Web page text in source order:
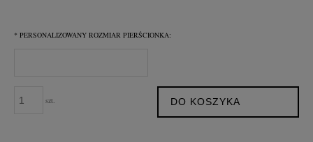
* PERSONALIZOWANY ROZMIAR PIERŚCIONKA:
szt. DO KOSZYKA